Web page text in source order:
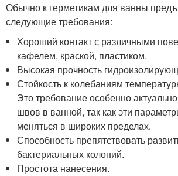
Обычно к герметикам для ванны
следующие требования:
Хороший контакт с различными
кафелем, краской, пластиком.
Высокая прочность
Стойкость к колебаниям
Это требование особенно
швов в ванной, так как эти
меняться в широких пределах.
Способность препятствовать
бактериальных колоний.
Простота нанесения.